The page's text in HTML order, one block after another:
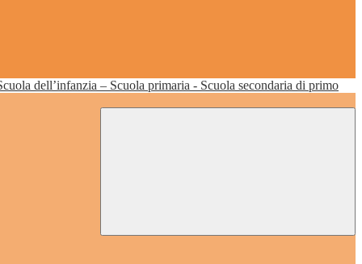
dell’infanzia – Scuola primaria - Scuola secondaria di primo